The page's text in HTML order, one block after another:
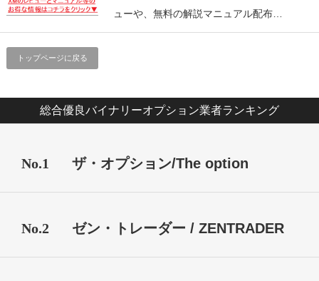
ューや、無料の解説マニュアル配布…
トップページに戻る
総合優良バイナリーオプション業者ランキング
No.1 ザ・オプション/The option
No.2 ゼン・トレーダー / ZENTRADER